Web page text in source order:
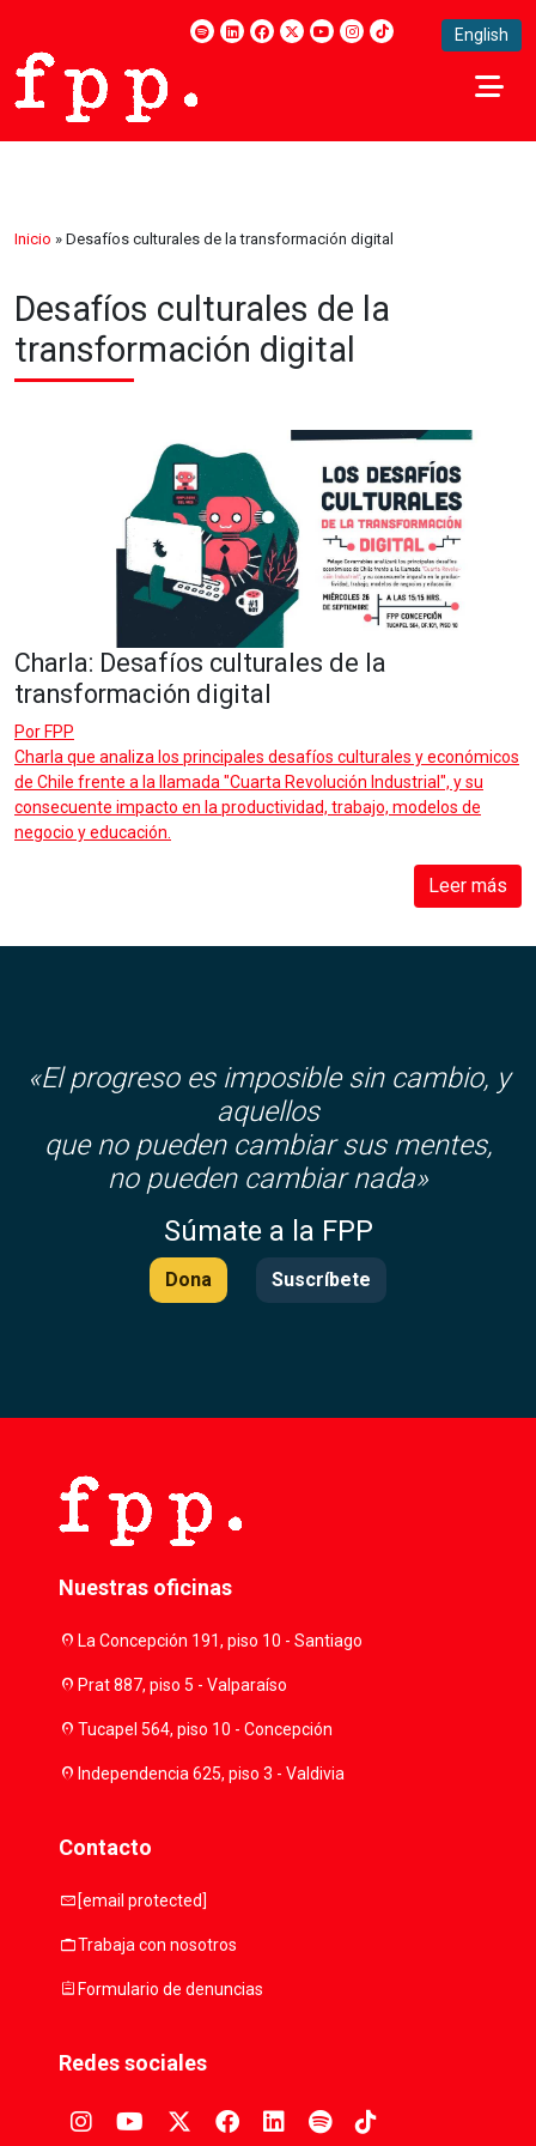
English
Inicio » Desafíos culturales de la transformación digital
Desafíos culturales de la
transformación digital
Charla: Desafíos culturales de la
transformación digital
Por FPP
Charla que analiza los principales desafíos culturales y económicos
de Chile frente a la llamada "Cuarta Revolución Industrial", y su
consecuente impacto en la productividad, trabajo, modelos de
negocio y educación.
Leer más
«El progreso es imposible sin cambio, y
aquellos
que no pueden cambiar sus mentes,
no pueden cambiar nada»
Súmate a la FPP
Dona Suscríbete
Nuestras oficinas
location_onLa Concepción 191, piso 10 - Santiago
location_onPrat 887, piso 5 - Valparaíso
location_onTucapel 564, piso 10 - Concepción
location_onIndependencia 625, piso 3 - Valdivia
Contacto
mail [email protected]
workTrabaja con nosotros
assignmentFormulario de denuncias
Redes sociales